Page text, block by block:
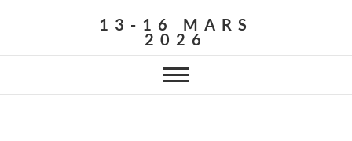
13-16 MARS
2026